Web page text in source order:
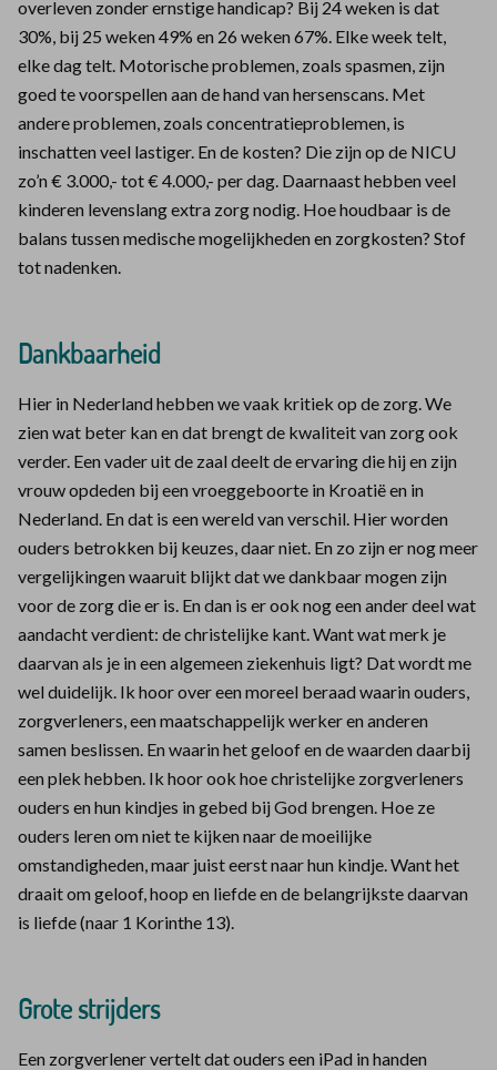
overleven zonder ernstige handicap? Bij 24 weken is dat
30%, bij 25 weken 49% en 26 weken 67%. Elke week telt,
elke dag telt. Motorische problemen, zoals spasmen, zijn
goed te voorspellen aan de hand van hersenscans. Met
andere problemen, zoals concentratieproblemen, is
inschatten veel lastiger. En de kosten? Die zijn op de NICU
zo’n € 3.000,- tot € 4.000,- per dag. Daarnaast hebben veel
kinderen levenslang extra zorg nodig. Hoe houdbaar is de
balans tussen medische mogelijkheden en zorgkosten? Stof
tot nadenken.
Dankbaarheid
Hier in Nederland hebben we vaak kritiek op de zorg. We
zien wat beter kan en dat brengt de kwaliteit van zorg ook
verder. Een vader uit de zaal deelt de ervaring die hij en zijn
vrouw opdeden bij een vroeggeboorte in Kroatië en in
Nederland. En dat is een wereld van verschil. Hier worden
ouders betrokken bij keuzes, daar niet. En zo zijn er nog meer
vergelijkingen waaruit blijkt dat we dankbaar mogen zijn
voor de zorg die er is. En dan is er ook nog een ander deel wat
aandacht verdient: de christelijke kant. Want wat merk je
daarvan als je in een algemeen ziekenhuis ligt? Dat wordt me
wel duidelijk. Ik hoor over een moreel beraad waarin ouders,
zorgverleners, een maatschappelijk werker en anderen
samen beslissen. En waarin het geloof en de waarden daarbij
een plek hebben. Ik hoor ook hoe christelijke zorgverleners
ouders en hun kindjes in gebed bij God brengen. Hoe ze
ouders leren om niet te kijken naar de moeilijke
omstandigheden, maar juist eerst naar hun kindje. Want het
draait om geloof, hoop en liefde en de belangrijkste daarvan
is liefde (naar 1 Korinthe 13).
Grote strijders
Een zorgverlener vertelt dat ouders een iPad in handen